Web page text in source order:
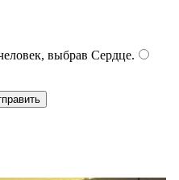
выбрав Сердце.